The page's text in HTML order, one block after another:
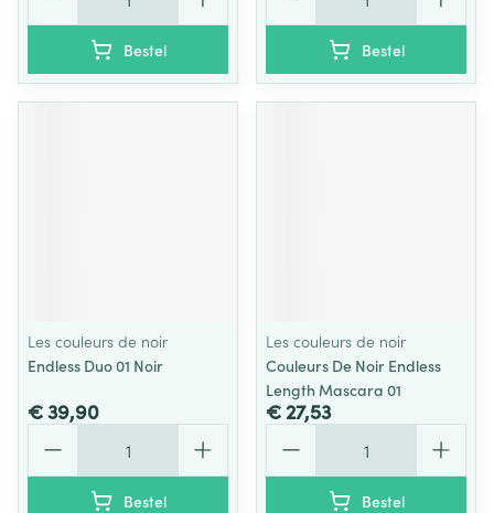
Bestel Bestel
Les couleurs de noir
Endless Duo 01 Noir
€ 39,90
Bestel
Les couleurs de noir
Couleurs De Noir Endless
Length Mascara 01
€ 27,53
Bestel